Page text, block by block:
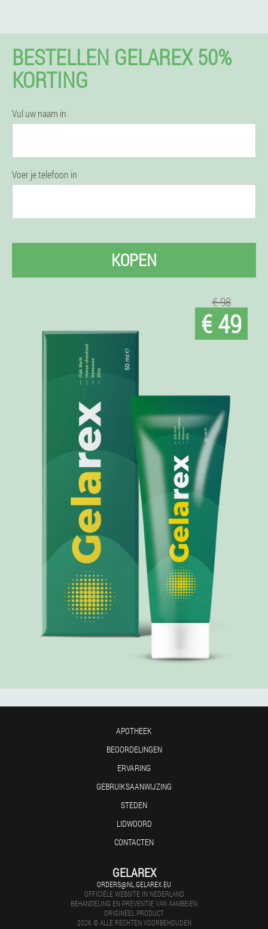
BESTELLEN GELAREX 50%
KORTING
Vul uw naam in
Voer je telefoon in
KOPEN
€ 98
€ 49
APOTHEEK
BEOORDELINGEN
ERVARING
GEBRUIKSAANWIJZING
STEDEN
LIDWOORD
CONTACTEN
GELAREX
ORDERS@NL.GELAREX.EU
OFFICIËLE WEBSITE IN NEDERLAND
BEHANDELING EN PREVENTIE VAN AAMBEIEN
ORIGINEEL PRODUCT
2026 © ALLE RECHTEN VOORBEHOUDEN